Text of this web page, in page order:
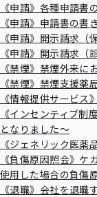
《申請》各種申請書
《申請》申請書の書
《申請》開示請求（
《申請》開示請求（
《禁煙》禁煙外来に
《禁煙》禁煙支援薬
《情報提供サービス
《インセンティブ制
となりました～
《ジェネリック医薬
《負傷原因照会》ケ
使用した場合の負傷
《退職》会社を退職
健診結果に
生活習慣を含
業界アンケ
警備業事業主
警備業従業
警備業従業
いもの）